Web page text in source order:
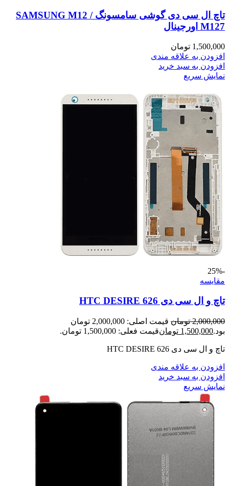
تاچ ال سی دی گوشی سامسونگ SAMSUNG M12 /
M127 اورجینال
1,500,000 تومان
افزودن به علاقه مندی
افزودن به سبد خرید
نمایش سریع
-25%
مقايسه
تاچ و ال سی دی HTC DESIRE 626
2,000,000 تومان
قیمت اصلی: 2,000,000 تومان
بود.1,500,000 تومانقیمت فعلی: 1,500,000 تومان.
تاچ و ال سی دی HTC DESIRE 626
افزودن به علاقه مندی
افزودن به سبد خرید
نمایش سریع